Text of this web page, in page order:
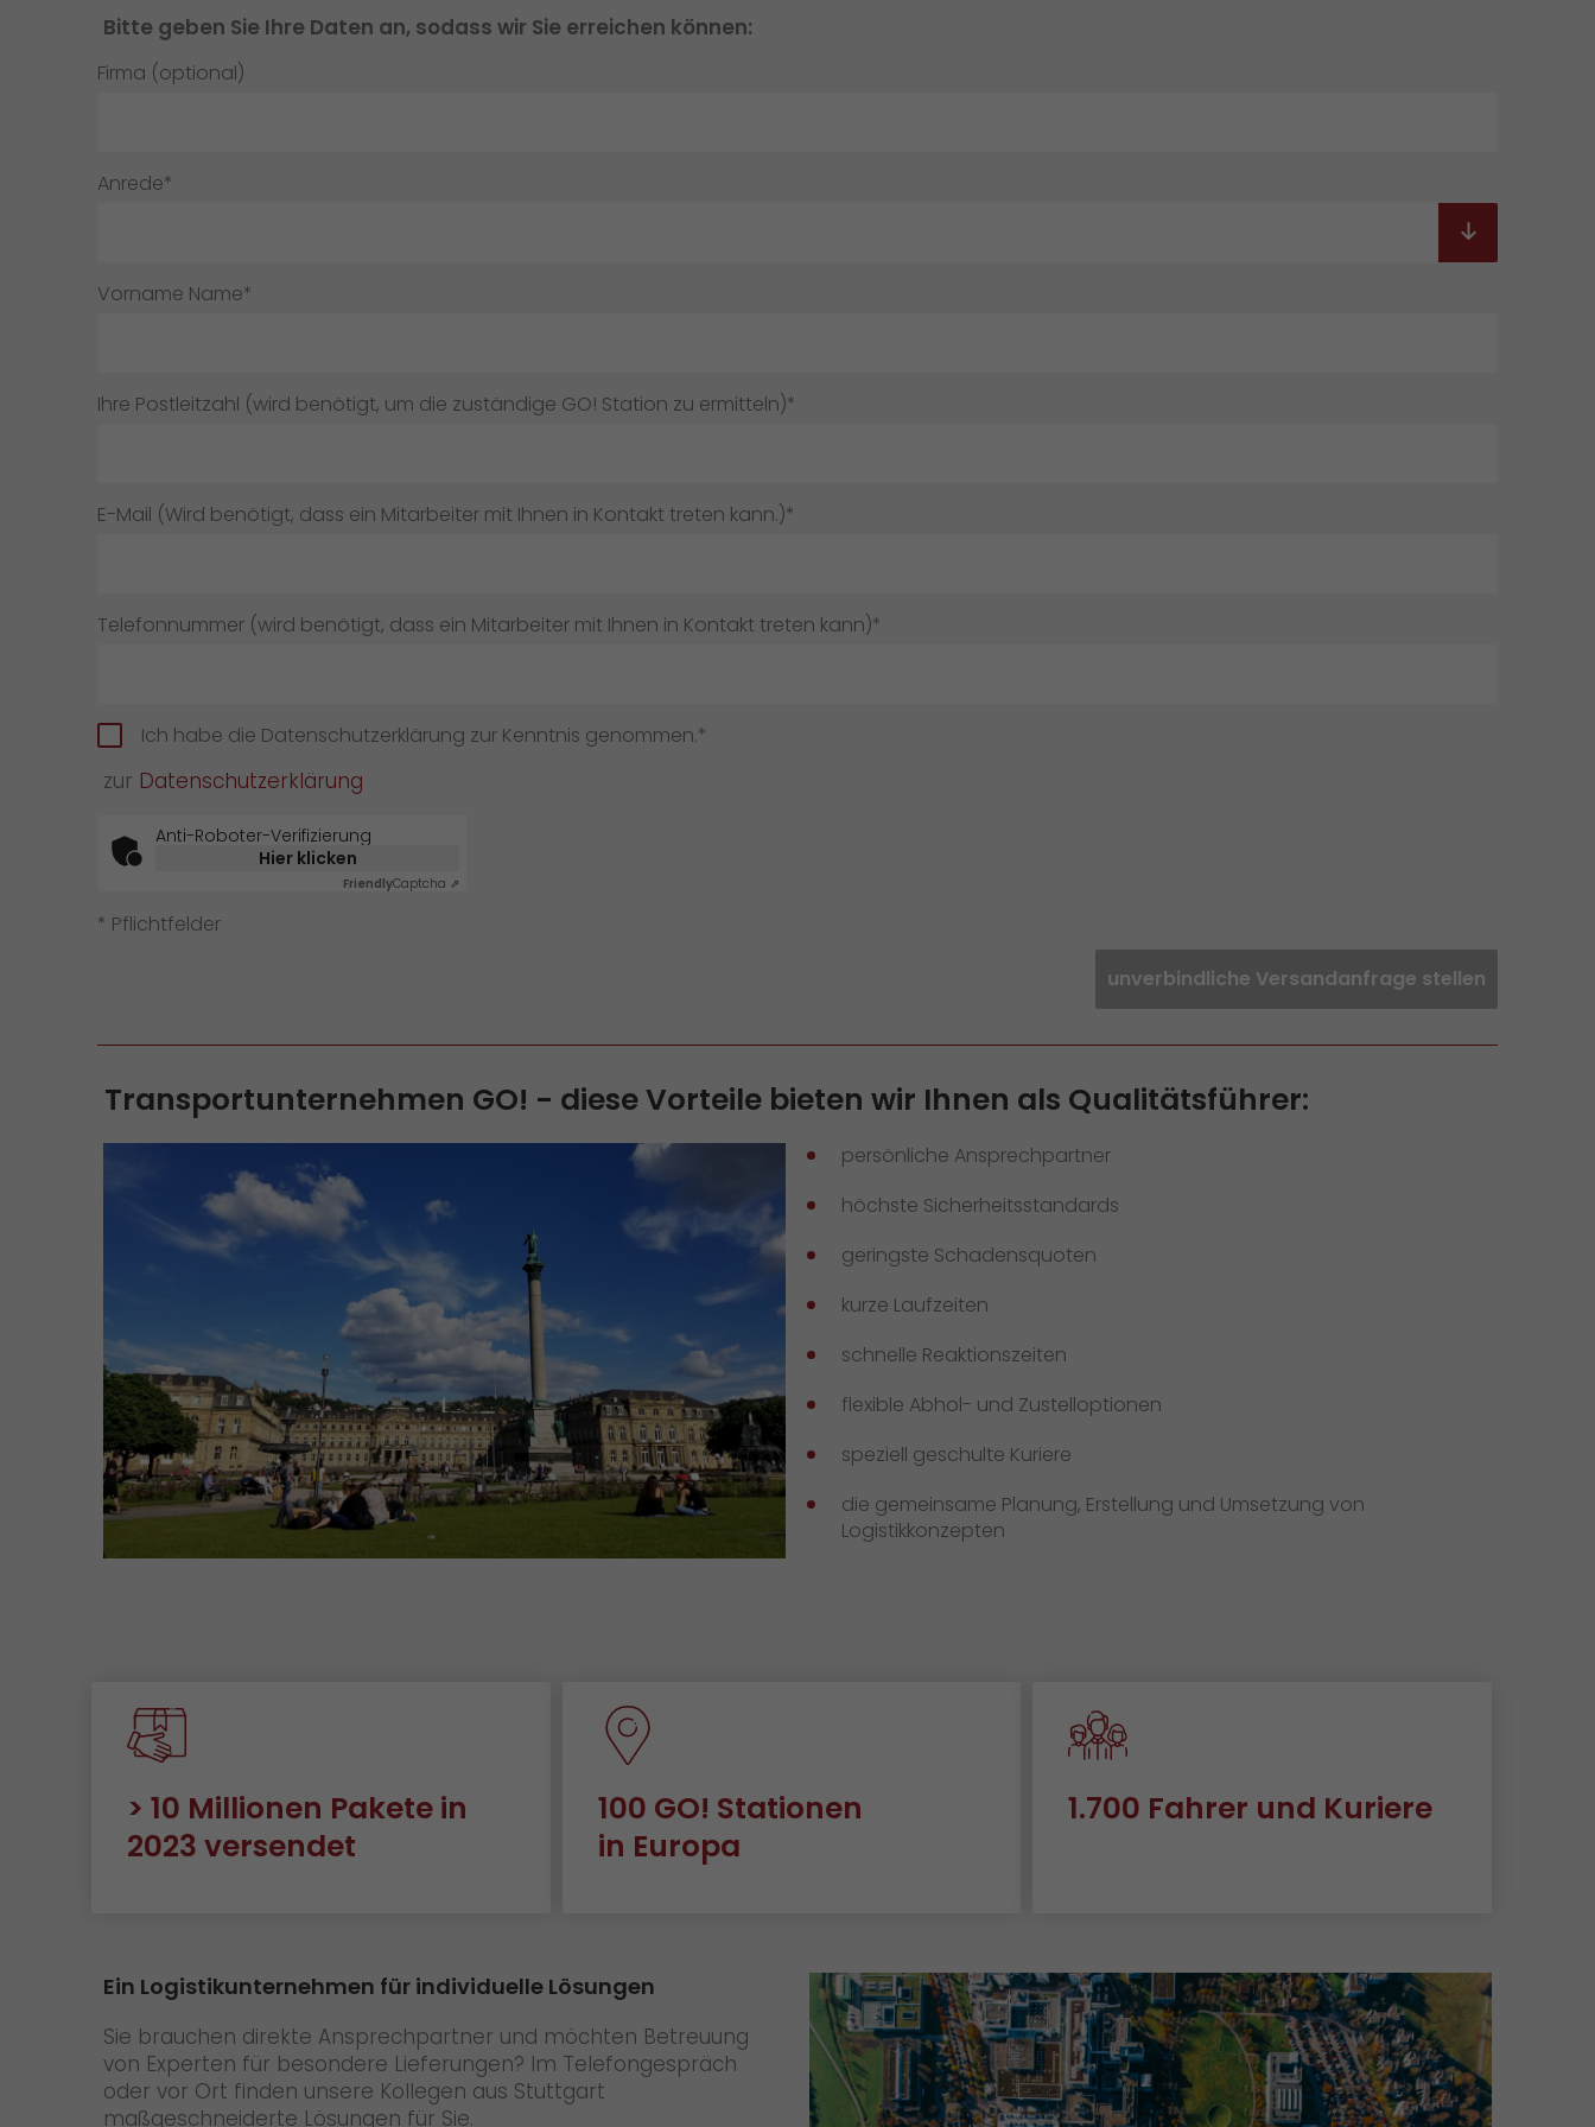
Bitte geben Sie Ihre Daten an, sodass wir Sie erreichen können:
Firma (optional)
Anrede*
Vorname Name*
Ihre Postleitzahl (wird benötigt, um die zuständige GO! Station zu ermitteln)*
E-Mail (Wird benötigt, dass ein Mitarbeiter mit Ihnen in Kontakt treten kann.)*
Telefonnummer (wird benötigt, dass ein Mitarbeiter mit Ihnen in Kontakt treten kann)*
Ich habe die Datenschutzerklärung zur Kenntnis genommen.*
zur Datenschutzerklärung
Anti-Roboter-Verifizierung
Hier klicken
FriendlyCaptcha ⇗
* Pflichtfelder
unverbindliche Versandanfrage stellen
Transportunternehmen GO! - diese Vorteile bieten wir Ihnen als Qualitätsführer:
persönliche Ansprechpartner
höchste Sicherheitsstandards
geringste Schadensquoten
kurze Laufzeiten
schnelle Reaktionszeiten
flexible Abhol- und Zustelloptionen
speziell geschulte Kuriere
die gemeinsame Planung, Erstellung und Umsetzung von
Logistikkonzepten
> 10 Millionen Pakete in
2023 versendet
100 GO! Stationen
in Europa
1.700 Fahrer und Kuriere
Ein Logistikunternehmen für individuelle Lösungen
Sie brauchen direkte Ansprechpartner und möchten Betreuung
von Experten für besondere Lieferungen? Im Telefongespräch
oder vor Ort finden unsere Kollegen aus Stuttgart
maßgeschneiderte Lösungen für Sie.